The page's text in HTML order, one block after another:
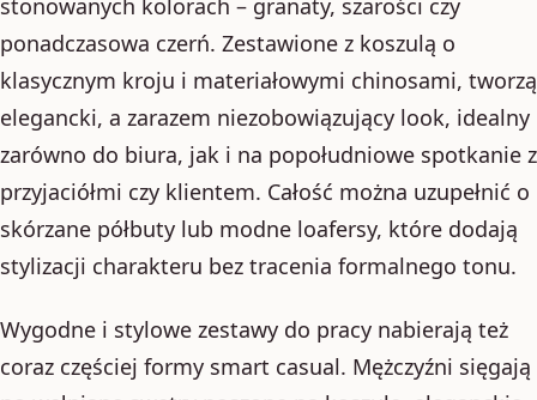
ponadczasowa czerń. Zestawione z koszulą o
klasycznym kroju i materiałowymi chinosami, tworzą
elegancki, a zarazem niezobowiązujący look, idealny
zarówno do biura, jak i na popołudniowe spotkanie z
przyjaciółmi czy klientem. Całość można uzupełnić o
skórzane półbuty lub modne loafersy, które dodają
stylizacji charakteru bez tracenia formalnego tonu.
Wygodne i stylowe zestawy do pracy nabierają też
coraz częściej formy smart casual. Mężczyźni sięgają